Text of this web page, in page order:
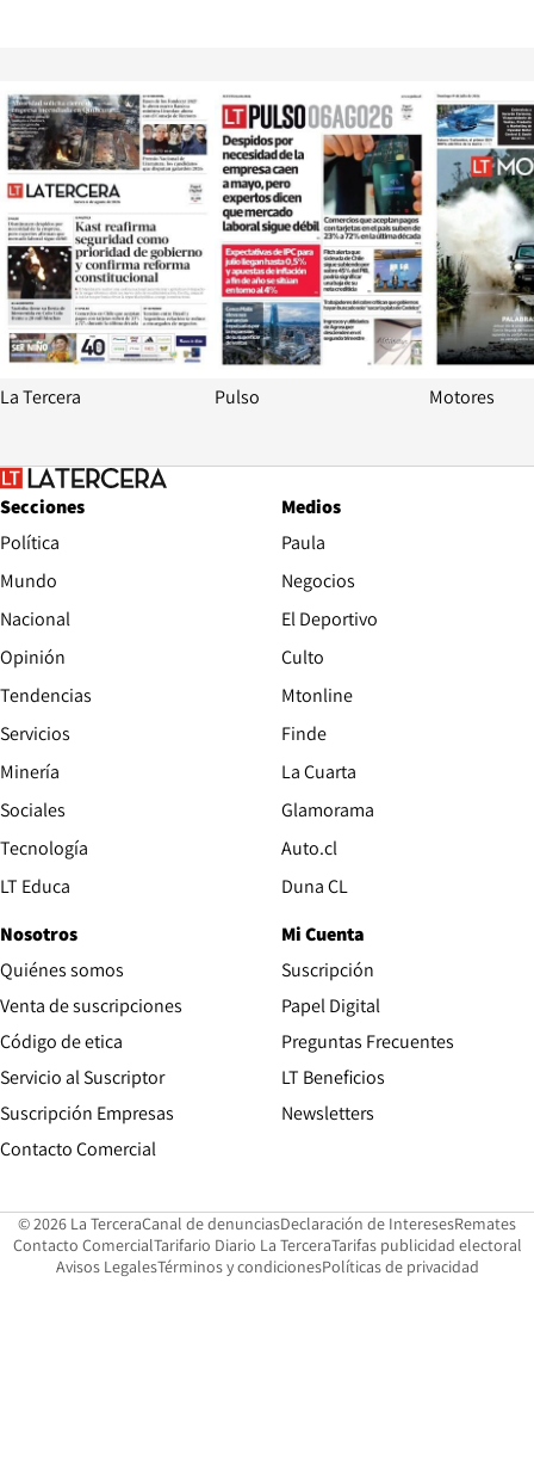
Opens in new window
La Tercera
Opens in
Pulso Motores
Secciones
Política
Mundo
Nacional
Opinión
Tendencias
Servicios
Minería
Sociales
Tecnología
LT Educa
Medios
Paula
Negocios
El Deportivo
Culto
Mtonline
Finde
La Cuarta
Glamorama
Auto.cl
Duna CL
Nosotros
Quiénes somos
Venta de suscripciones
Código de etica Opens in new window
Servicio al Suscriptor
Suscripción Empresas
Contacto Comercial
Mi Cuenta
Suscripción
Papel Digital
Preguntas Frecuentes
LT Beneficios
Newsletters
© 2026 La TerceraCanal de denunciasOpens in new window
Declaración de InteresesOpens in
Remates
Contacto ComercialOpens in new window
Tarifario Diario La TerceraOpens in new window
Tarifas publicidad electoral
Avisos LegalesOpens in new window
Términos y condicionesPolíticas de privacidad